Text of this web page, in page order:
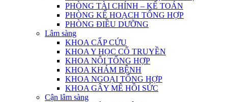
PHÒNG TÀI CHÍNH – KẾ TOÁN
PHÒNG KẾ HOẠCH TỔNG HỢP
PHÒNG ĐIỀU DƯỠNG
Lâm sàng
KHOA CẤP CỨU
KHOA Y HỌC CỔ TRUYỀN
KHOA NỘI TỔNG HỢP
KHOA KHÁM BỆNH
KHOA NGOẠI TỔNG HỢP
KHOA GÂY MÊ HỒI SỨC
Cận lâm sàng